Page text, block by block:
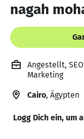
nagah
Angestellt,
Marketing
Cairo, Ägypten
Logg Dich ein, um